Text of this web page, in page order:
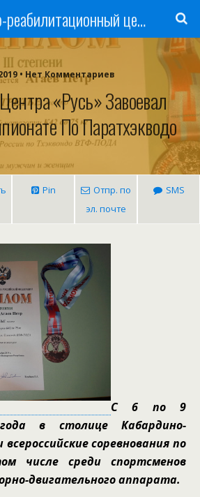
Cоциально-реабилитационный центр Русь
• Нет Комментариев
«Русь» Завоевал
По Паратхэкводо
Pin
Отпр. по
эл. почте
SMS
С 6 по 9
в столице Кабардино-
соревнования по
числе среди спортсменов
двигательного аппарата.